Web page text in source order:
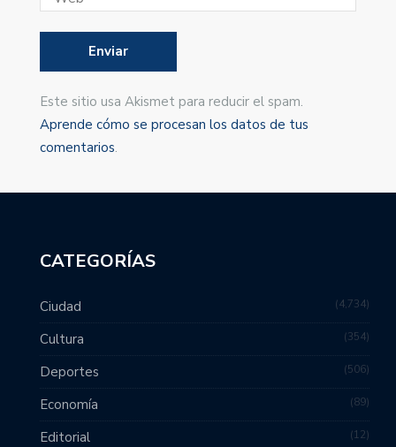
Este sitio usa Akismet para reducir el spam.
Aprende cómo se procesan los datos de tus
comentarios.
CATEGORÍAS
Ciudad 4,734
Cultura 354
Deportes 506
Economía 89
Editorial 12